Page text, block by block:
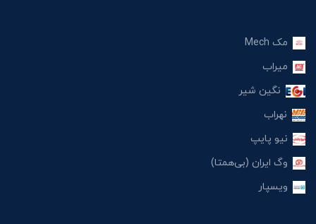
مک Mech
میراب
نگین شیر
نهراب
نیو پایپ
وگ ایران (بی‌همتا)
ویسپار